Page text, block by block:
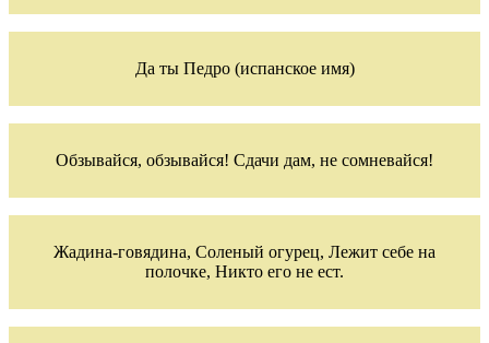
Да ты Педро (испанское имя)
Обзывайся, обзывайся! Сдачи дам, не сомневайся!
Жадина-говядина, Соленый огурец, Лежит себе на
полочке, Никто его не ест.